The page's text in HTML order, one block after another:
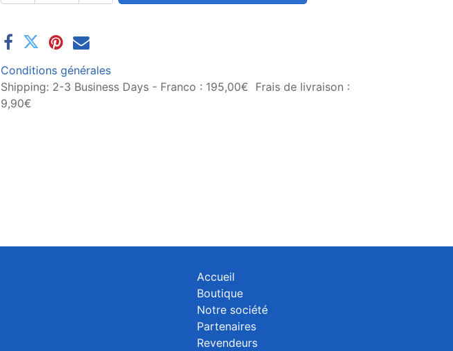
Conditions générales
Shipping: 2-3 Business Days - Franco : 195,00€ Frais de livraison :
9,90€
Accueil
Boutique
Notre société
Partenaires
Revendeurs